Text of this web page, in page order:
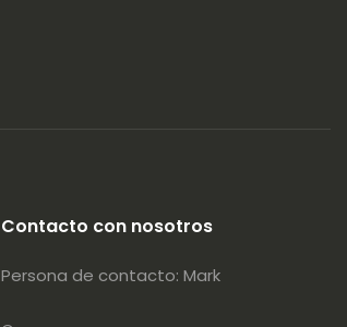
Contacto con nosotros
Persona de contacto: Mark